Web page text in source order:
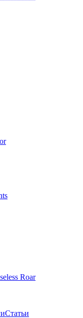
Roar
Статьи